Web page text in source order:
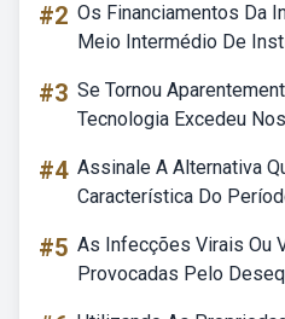
#2 Os Financiamentos Da
Meio Intermédio De
#3 Se Tornou
Tecnologia Excedeu
#4 Assinale A Alternativa
Característica Do
#5 As Infecções Virais Ou
Provocadas Pelo